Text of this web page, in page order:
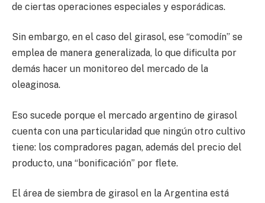
de ciertas operaciones especiales y esporádicas.
Sin embargo, en el caso del girasol, ese “comodín” se
emplea de manera generalizada, lo que dificulta por
demás hacer un monitoreo del mercado de la
oleaginosa.
Eso sucede porque el mercado argentino de girasol
cuenta con una particularidad que ningún otro cultivo
tiene: los compradores pagan, además del precio del
producto, una “bonificación” por flete.
El área de siembra de girasol en la Argentina está